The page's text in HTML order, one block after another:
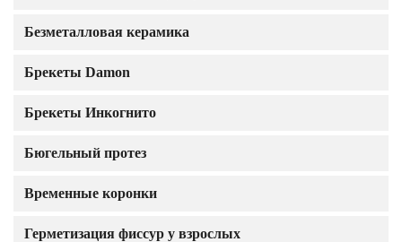
Безметалловая керамика
Брекеты Damon
Брекеты Инкогнито
Бюгельный протез
Временные коронки
Герметизация фиссур у взрослых